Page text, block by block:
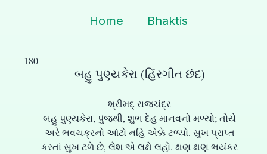
Home Bhaktis
બહુ પુણ્યકેરા (હિંરગીત છંદ)
શ્રીમદ્ રાજચંદ્ર
બહુ પુણ્યકેરા, પુંજથી, શુભ દેહ માનવનો મળ્યો; તોયે
અરે ભવચક્રનો આંટો નહિ એક્કે ટળ્યો. સુખ પ્રાપ્ત
કરતાં સુખ ટળે છે, લેશ એ લક્ષે લહો. ક્ષણ ક્ષણ ભયંકર
180